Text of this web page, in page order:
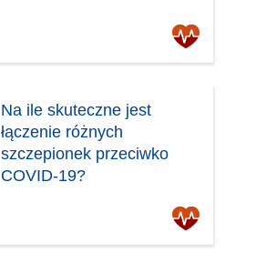
Na ile skuteczne jest
łączenie różnych
szczepionek przeciwko
COVID-19?